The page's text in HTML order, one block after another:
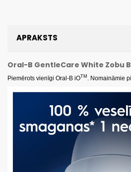
APRAKSTS
Oral-B GentleCare White Zobu
Piemērots vienīgi Oral-B iOTM . Nomaināmie